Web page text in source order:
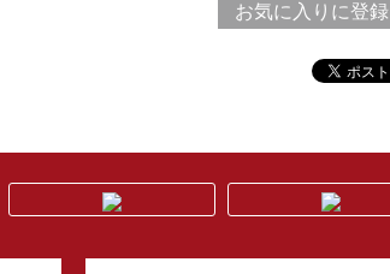
お気に入りに登録